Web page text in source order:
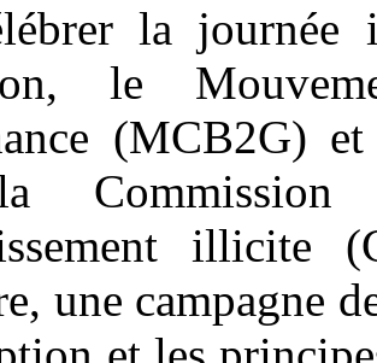
la journée
le
(MCB2G)
illicite
une campagne